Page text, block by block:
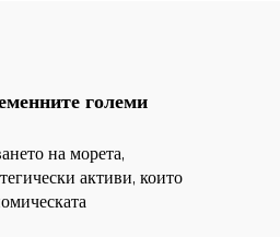
големи
на морета,
активи, които